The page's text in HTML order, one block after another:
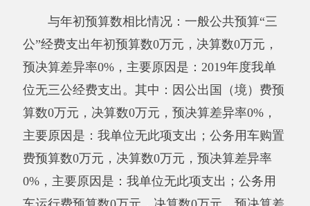
（二）政府采购情况
中：政府采购货物支出0.33万元，政府采购工程
支出0万元、政府采购服务支出0万元。
授予中小企业合同金额0万元，占政府采购
万元，占政府采购支出总额的0%。
（三）国有资产占用情况说明